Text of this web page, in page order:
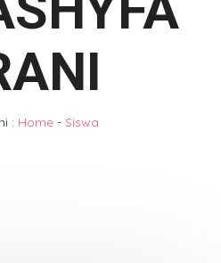
: Home - Siswa